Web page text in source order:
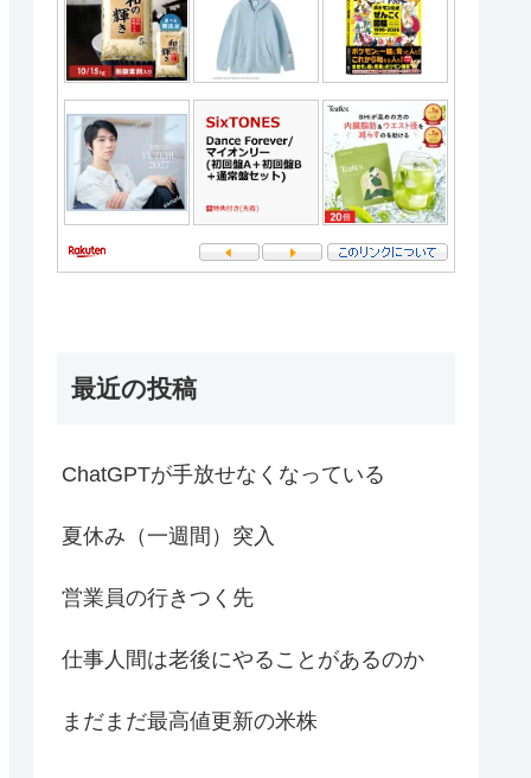
最近の投稿
ChatGPTが手放せなくなっている
夏休み（一週間）突入
営業員の行きつく先
仕事人間は老後にやることがあるのか
まだまだ最高値更新の米株